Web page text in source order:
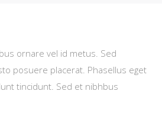
ornare vel id metus. Sed
posuere placerat. Phasellus eget
tincidunt. Sed et nibhbus